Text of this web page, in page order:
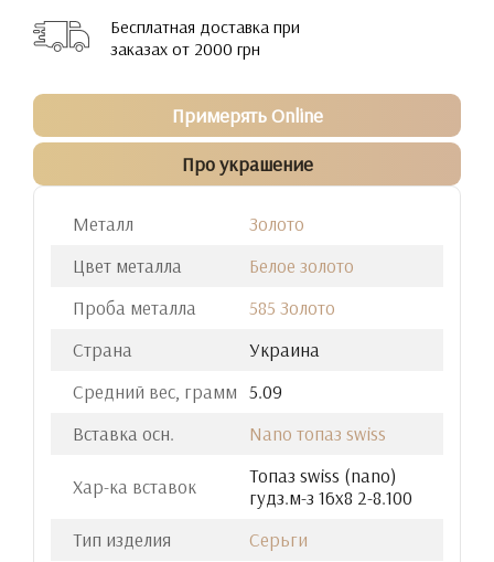
Бесплатная доставка при
заказах от 2000 грн
Примерять Online
Про украшение
Металл
Золото
Цвет металла
Белое золото
Проба металла
585 Золото
Страна
Украина
Средний вес, грамм 5.09
Вставка осн.
Nano топаз swiss
Хар-ка вставок
Топаз swiss (nano)
гудз.м-з 16х8 2-8.100
Тип изделия
Серьги